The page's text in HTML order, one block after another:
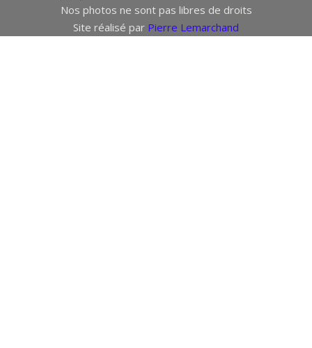
Nos photos ne sont pas libres de droits
Site réalisé par Pierre Lemarchand